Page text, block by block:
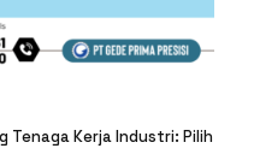
Tenaga Kerja Industri: Pilih